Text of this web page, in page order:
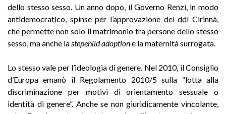
dello stesso sesso. Un anno dopo, il Governo Renzi, in modo
antidemocratico, spinse per l’approvazione del ddl Cirinnà,
che permette non solo il matrimonio tra persone dello stesso
sesso, ma anche la stepehild adoptione la maternità surrogata.
Lo stesso vale per l’ideologia di genere. Nel 2010, il Consiglio
d’Europa emanò il Regolamento 2010/5 sulla “lotta alla
discriminazione per motivi di orientamento sessuale o
identità di genere”. Anche se non giuridicamente vincolante,